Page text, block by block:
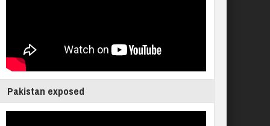
Pakistan exposed